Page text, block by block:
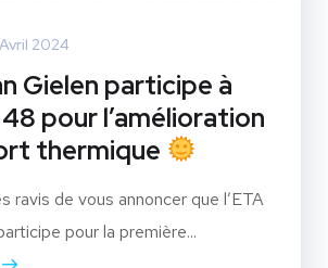
Avril 2024
Gielen participe à
pour l’amélioration
thermique
ravis de vous annoncer que l’ETA
pour la première...